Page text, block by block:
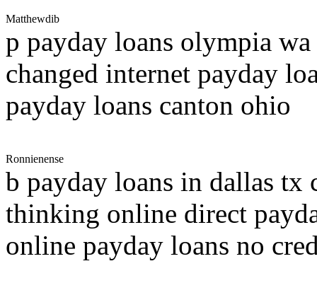
Matthewdib
p payday loans olympia
changed internet payday
payday loans canton ohio
Ronnienense
b payday loans in dallas tx
thinking online direct
online payday loans no